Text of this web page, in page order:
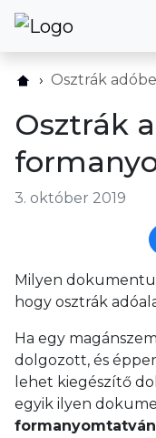
Országok
Rólunk
Blog
Telefon
(+420) 234 261
Osztrák
Osztrák
3. október 2019
Milyen
hogy osztrák
Ha egy
dolgozott, és
lehet kiegészítő
egyik ilyen